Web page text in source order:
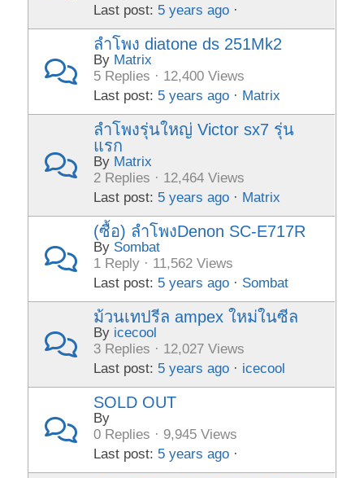
Last post: 5 years ago ·
ลำโพง diatone ds 251Mk2
By Matrix
5 Replies · 12,400 Views
Last post: 5 years ago · Matrix
ลำโพงรุ่นใหญ่ Victor sx7 รุ่น
แรก
By Matrix
2 Replies · 12,464 Views
Last post: 5 years ago · Matrix
(ซื้อ) ลำโพงDenon SC-E717R
By Sombat
1 Reply · 11,562 Views
Last post: 5 years ago · Sombat
ม้วนเทปรีล ampex ใหม่ในซีล
By icecool
3 Replies · 12,027 Views
Last post: 5 years ago · icecool
SOLD OUT
By
0 Replies · 9,945 Views
Last post: 5 years ago ·